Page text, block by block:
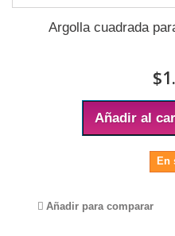
Argolla cuadrada
Añadir al
En
Añadir para comparar